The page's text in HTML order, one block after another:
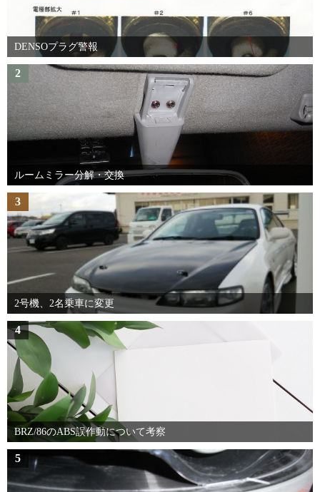
DENSOプラグ警報
2
ルームミラー分解・交換
3
2号機、2名乗車に変更
4
BRZ/86のABS誤作動について考察
5